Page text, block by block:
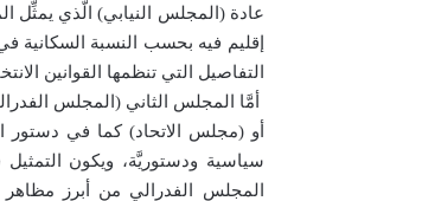
عادة (المجلس النيابي) الّذي يمثِّل
إقليم فيه بحسب النسبة السكانية
التفاصيل التي تنظمها القوانين
أمَّا المجلس الثاني (المجلس
أو (مجلس الاتحاد) كما في دستور
سياسية ودستوريَّة، ويكون
المجلس الفدرالي من أبرز مظاهر